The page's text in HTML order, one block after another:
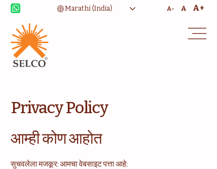
A- A A+
शिक्षण
समुदाय
सेवा आणि देखभाल
Privacy Policy
आम्ही कोण आहोत
सुचवलेला मजकूर: आमचा वेबसाइट पत्ता आहे: